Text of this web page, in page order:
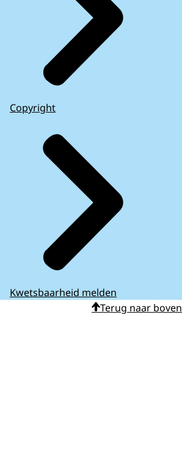
Copyright
Kwetsbaarheid melden
Terug naar boven